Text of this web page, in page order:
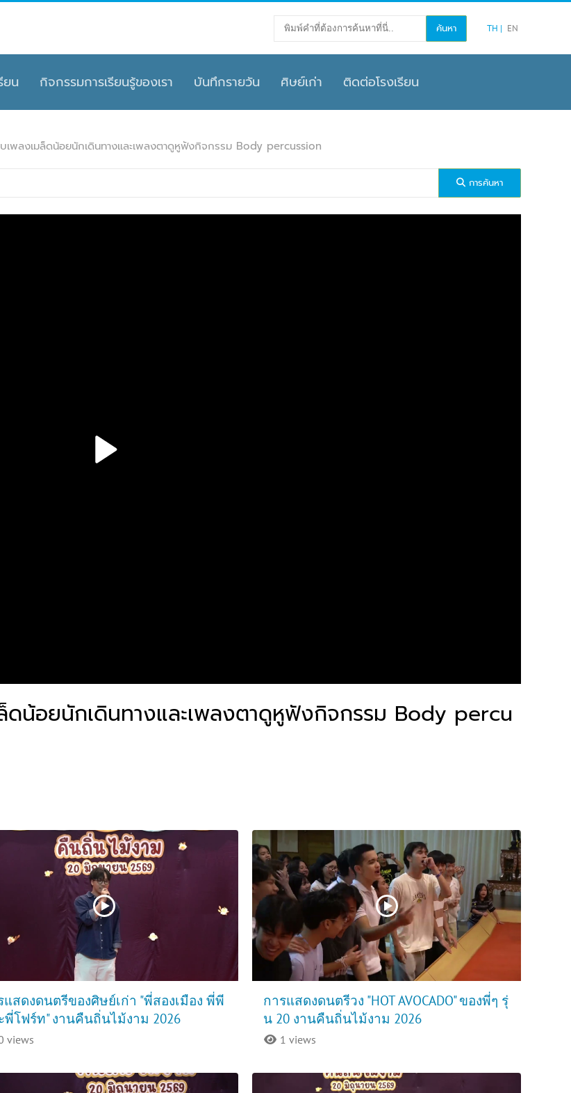
TH EN
ยน กิจกรรมการเรียนรู้ของเรา บันทึกรายวัน ศิษย์เก่า ติดต่อโรงเรียน
เพลงเมล็ดน้อยนักเดินทางและเพลงตาดูหูฟังกิจกรรม Body percussion
การค้นหา
ดน้อยนักเดินทางและเพลงตาดูหูฟังกิจกรรม Body percu
แสดงดนตรีของศิษย์เก่า "พี่สองเมือง พี่พี
พี่โฟร์ท" งานคืนถิ่นไม้งาม 2026
views
การแสดงดนตรีวง "HOT AVOCADO" ของพี่ๆ รุ่
น 20 งานคืนถิ่นไม้งาม 2026
1 views